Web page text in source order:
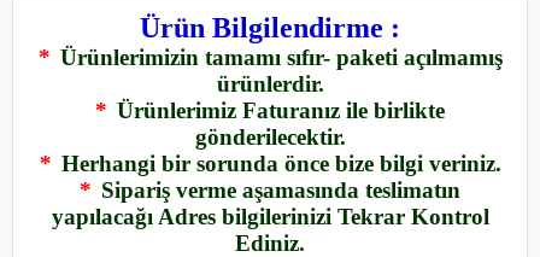
Ürün Bilgilendirme :
* Ürünlerimizin tamamı sıfır- paketi açılmamış
ürünlerdir.
* Ürünlerimiz Faturanız ile birlikte
gönderilecektir.
* Herhangi bir sorunda önce bize bilgi veriniz.
* Sipariş verme aşamasında teslimatın
yapılacağı Adres bilgilerinizi Tekrar Kontrol
Ediniz.